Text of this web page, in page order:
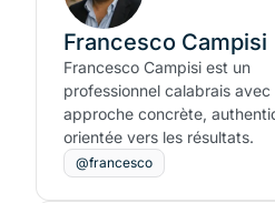
Francesco Campisi
Francesco Campisi est un
professionnel calabrais avec
approche concrète,
orientée vers les résultats.
@francesco